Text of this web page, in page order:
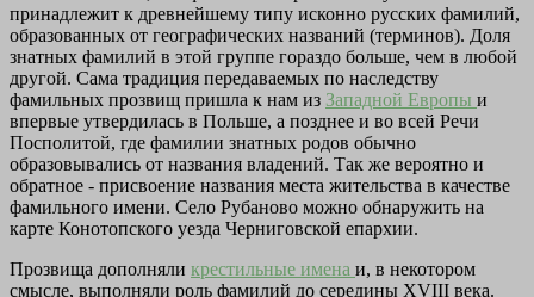
принадлежит к древнейшему типу исконно русских фамилий,
образованных от географических названий (терминов). Доля
знатных фамилий в этой группе гораздо больше, чем в любой
другой. Сама традиция передаваемых по наследству
фамильных прозвищ пришла к нам из Западной Европы и
впервые утвердилась в Польше, а позднее и во всей Речи
Посполитой, где фамилии знатных родов обычно
образовывались от названия владений. Так же вероятно и
обратное - присвоение названия места жительства в качестве
фамильного имени. Село Рубаново можно обнаружить на
карте Конотопского уезда Черниговской епархии.
Прозвища дополняли крестильные имена и, в некотором
смысле, выполняли роль фамилий до середины XVIII века.